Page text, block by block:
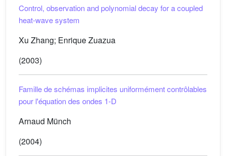
Control, observation and polynomial decay for a coupled
heat-wave system
Xu Zhang; Enrique Zuazua
(2003)
Famille de schémas implicites uniformément contrôlables
pour l'équation des ondes 1-D
Arnaud Münch
(2004)